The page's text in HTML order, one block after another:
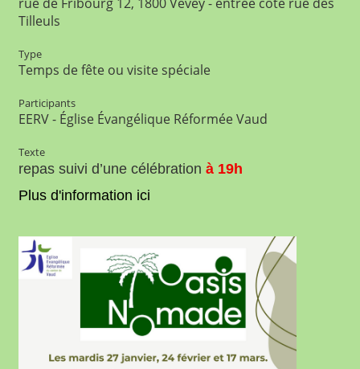
Tilleuls
Type
Temps de fête ou visite spéciale
Participants
EERV - Église Évangélique Réformée Vaud
Texte
repas suivi d’une célébration à 19h
Plus d'information ici